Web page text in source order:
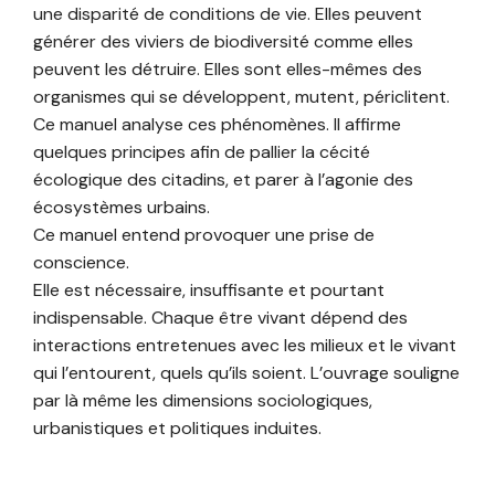
une disparité de conditions de vie. Elles peuvent
générer des viviers de biodiversité comme elles
peuvent les détruire. Elles sont elles-mêmes des
organismes qui se développent, mutent, périclitent.
Ce manuel analyse ces phénomènes. Il affirme
quelques principes afin de pallier la cécité
écologique des citadins, et parer à l’agonie des
écosystèmes urbains.
Ce manuel entend provoquer une prise de
conscience.
Elle est nécessaire, insuffisante et pourtant
indispensable. Chaque être vivant dépend des
interactions entretenues avec les milieux et le vivant
qui l’entourent, quels qu’ils soient. L’ouvrage souligne
par là même les dimensions sociologiques,
urbanistiques et politiques induites.